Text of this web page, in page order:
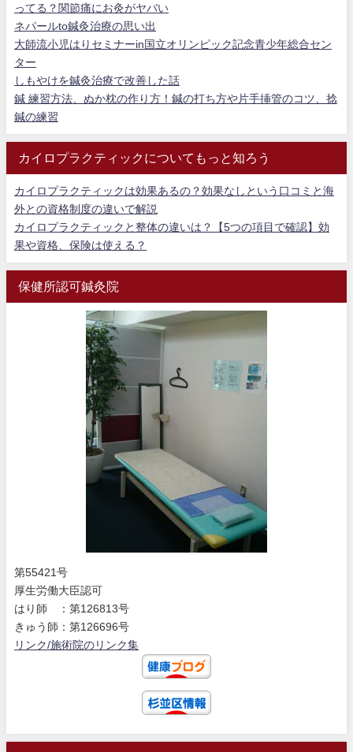
ってる？関節痛にお灸がヤバい
ネパールto鍼灸治療の思い出
大師流小児はりセミナーin国立オリンピック記念青少年総合セン
ター
しもやけを鍼灸治療で改善した話
鍼 練習方法、ぬか枕の作り方！鍼の打ち方や片手挿管のコツ、捻
鍼の練習
カイロプラクティックについてもっと知ろう
カイロプラクティックは効果あるの？効果なしという口コミと海
外との資格制度の違いで解説
カイロプラクティックと整体の違いは？【5つの項目で確認】効
果や資格、保険は使える？
保健所認可鍼灸院
第55421号
厚生労働大臣認可
はり師 ：第126813号
きゅう師：第126696号
リンク/施術院のリンク集